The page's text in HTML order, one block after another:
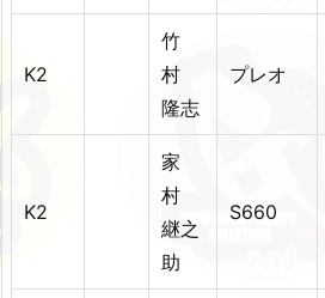
K2
竹
村
隆志
プレオ
K2
家
村
継之
助
S660